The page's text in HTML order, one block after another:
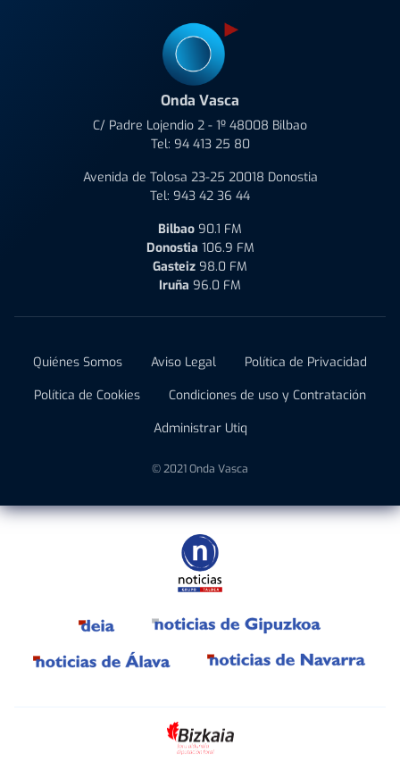
Onda Vasca
C/ Padre Lojendio 2 - 1º 48008 Bilbao
Tel: 94 413 25 80
Avenida de Tolosa 23-25 20018 Donostia
Tel: 943 42 36 44
Bilbao 90.1 FM
Donostia 106.9 FM
Gasteiz 98.0 FM
Iruña 96.0 FM
Quiénes Somos Aviso Legal
Política de Privacidad
Política de Cookies
Condiciones de uso y Contratación
Administrar Utiq
© 2021 Onda Vasca